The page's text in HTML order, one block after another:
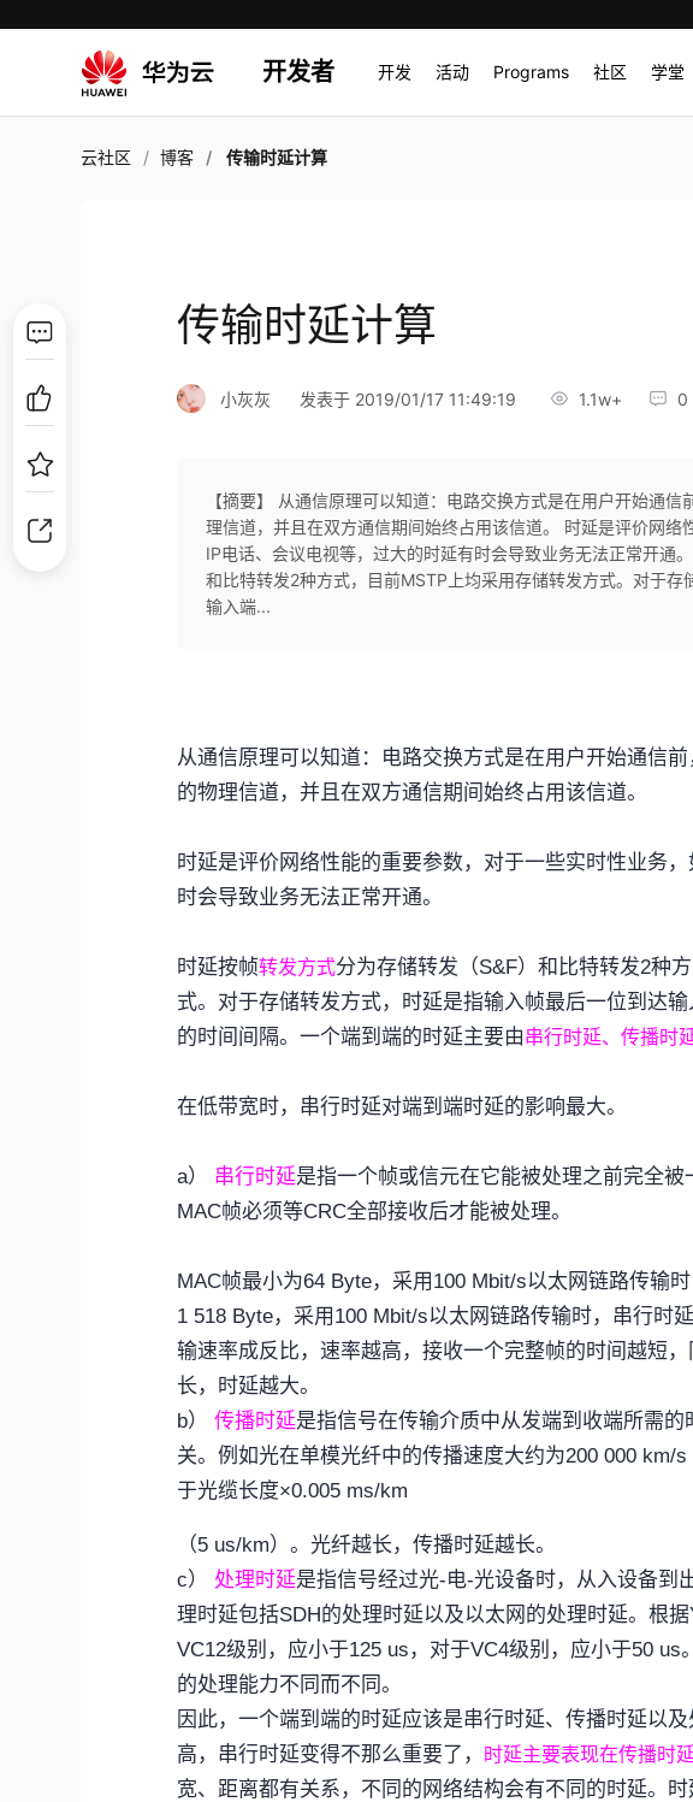
开发者 开发 活动 Programs 社区 学堂
云社区 博客 传输时延计算
传输时延计算
小灰灰 发表于 2019/01/17 11:49:19 1.1w+ 0
【摘要】 从通信原理可以知道：电路交换方式是在用户开始通
理信道，并且在双方通信期间始终占用该信道。 时延是评价网络
IP电话、会议电视等，过大的时延有时会导致业务无法正常开通
和比特转发2种方式，目前MSTP上均采用存储转发方式。对于
输入端...
从通信原理可以知道：电路交换方式是在用户开始通信
的物理信道，并且在双方通信期间始终占用该信道。
时延是评价网络性能的重要参数，对于一些实时性业务，
时会导致业务无法正常开通。
时延按帧转发方式分为存储转发（S&F）和比特转发2种
式。对于存储转发方式，时延是指输入帧最后一位到达
的时间间隔。一个端到端的时延主要由串行时延、传播时
在低带宽时，串行时延对端到端时延的影响最大。
a） 串行时延是指一个帧或信元在它能被处理之前完全
MAC帧必须等CRC全部接收后才能被处理。
MAC帧最小为64 Byte，采用 100 Mbit/s以太网链路传输
1 518 Byte，采用 100 Mbit/s以太网链路传输时，串行时
输速率成反比，速率越高，接收一个完整帧的时间越短
长，时延越大。
b） 传播时延是指信号在传输介质中从发端到收端所需
关。例如光在单模光纤中的传播速度大约为200 000 km/s
于光缆长度×0.005 ms/km
（5 us/km）。光纤越长，传播时延越长。
c） 处理时延是指信号经过光-电-光设备时，从入设备到
理时延包括SDH的处理时延以及以太网的处理时延。根据
VC12级别，应小于125 us ，对于VC4级别，应小于50 us
的处理能力不同而不同。
因此，一个端到端的时延应该是串行时延、传播时延以
高，串行时延变得不那么重要了，
时延主要表现在传播时
宽、距离都有关系，不同的网络结构会有不同的时延。